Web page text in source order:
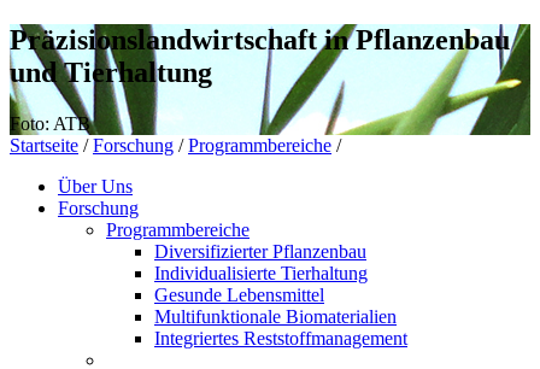
Präzisionslandwirtschaft in Pflanzenbau
und Tierhaltung
Foto: ATB
Startseite / Forschung / Programmbereiche /
Über Uns
Forschung
Programmbereiche
Diversifizierter Pflanzenbau
Individualisierte Tierhaltung
Gesunde Lebensmittel
Multifunktionale Biomaterialien
Integriertes Reststoffmanagement